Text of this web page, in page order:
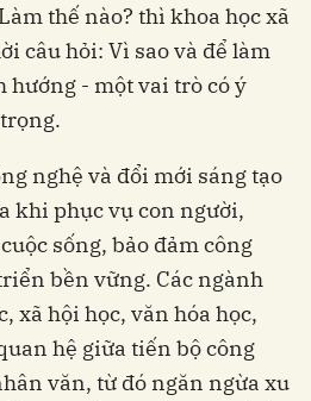
thế nào? thì khoa học xã
câu hỏi: Vì sao và để làm
- một vai trò có ý
nghệ và đổi mới sáng tạo
khi phục vụ con người,
sống, bảo đảm công
bền vững. Các ngành
xã hội học, văn hóa học,
hệ giữa tiến bộ công
văn, từ đó ngăn ngừa xu